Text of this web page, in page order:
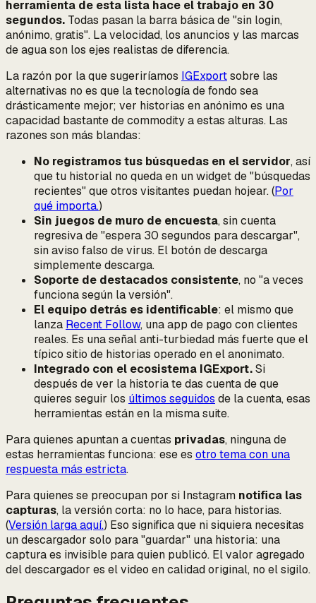
herramienta de esta lista hace el trabajo en 30
segundos. Todas pasan la barra básica de "sin login,
anónimo, gratis". La velocidad, los anuncios y las marcas
de agua son los ejes realistas de diferencia.
La razón por la que sugeriríamos IGExportsobre las
alternativas no es que la tecnología de fondo sea
drásticamente mejor; ver historias en anónimo es una
capacidad bastante de commodity a estas alturas. Las
razones son más blandas:
No registramos tus búsquedas en el servidor, así
que tu historial no queda en un widget de "búsquedas
recientes" que otros visitantes puedan hojear. (Por
qué importa.)
Sin juegos de muro de encuesta, sin cuenta
regresiva de "espera 30 segundos para descargar",
sin aviso falso de virus. El botón de descarga
simplemente descarga.
Soporte de destacados consistente, no "a veces
funciona según la versión".
El equipo detrás es identificable: el mismo que
lanza Recent Follow, una app de pago con clientes
reales. Es una señal anti-turbiedad más fuerte que el
típico sitio de historias operado en el anonimato.
Integrado con el ecosistema IGExport.Si
después de ver la historia te das cuenta de que
quieres seguir los últimos seguidos de la cuenta, esas
herramientas están en la misma suite.
Para quienes apuntan a cuentas privadas, ninguna de
estas herramientas funciona: ese es otro tema con una
respuesta más estricta.
Para quienes se preocupan por si Instagram notifica las
capturas, la versión corta: no lo hace, para historias.
(Versión larga aquí.) Eso significa que ni siquiera necesitas
un descargador solo para "guardar" una historia: una
captura es invisible para quien publicó. El valor agregado
del descargador es el video en calidad original, no el sigilo.